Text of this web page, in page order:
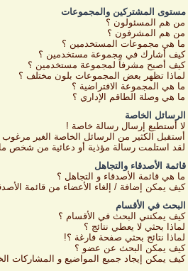
مستوى المشتركين والمجموعات
من هم المسئولون ؟
من هم المشرفون ؟
ما هي مجموعات المستخدمين ؟
كيف أشارك في مجموعة مستخدمين ؟
كيف أصبح مشرفاً لمجموعة مستخدمين ؟
لماذا تظهر بعض المجموعات بلون مختلف ؟
ما هي المجموعة الافتراضية ؟
ما هي وصلة الطاقم الإداري ؟
الرسائل الخاصة
لا أستطيع إرسال رسالة خاصة !
أستقبل الكثير من الرسائل الخاصة الغير مرغوب
لقد استلمت رسالة مؤذية أو دعائية من شخص
قائمة الأصدقاء والتجاهل
ما هي قائمة الأصدقاء و التجاهل ؟
كيف يمكن إضافة / إلغاء الأعضاء من قائمة
البحث في الأقسام
كيف يمكنني البحث في الأقسام ؟
لماذا بحثي لا يعطي نتائج ؟
لماذا نتائج بحثي صفحة فارغة ؟!
كيف يمكن البحث عن عضو ؟
كيف يمكن إيجاد جميع المواضيع و المشاركات